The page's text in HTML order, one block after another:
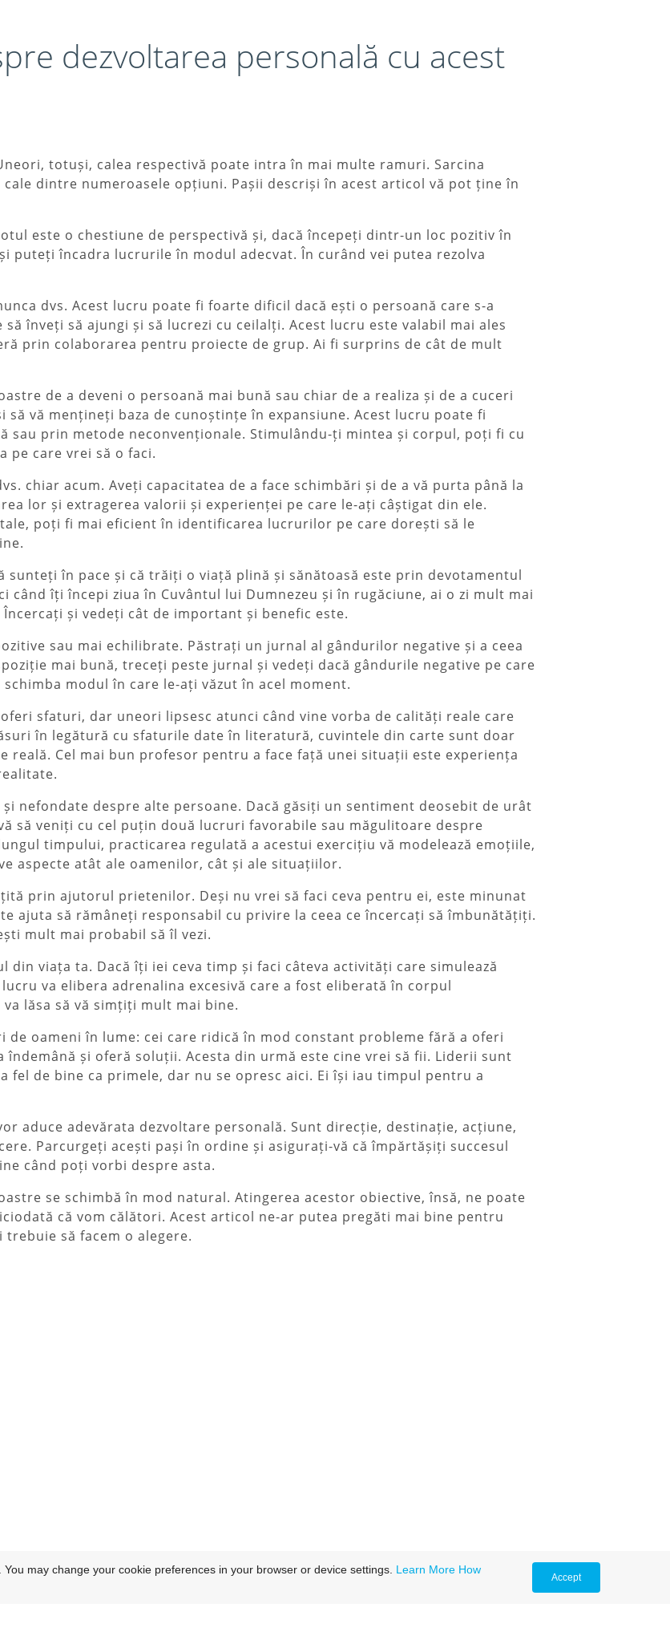
dezvoltarea personală cu acest
totuși, calea respectivă poate intra în mai multe ramuri. Sarcina
dintre numeroasele opțiuni. Pașii descriși în acest articol vă pot ține în
este o chestiune de perspectivă și, dacă începeți dintr-un loc pozitiv în
puteți încadra lucrurile în modul adecvat. În curând vei putea rezolva
dvs. Acest lucru poate fi foarte dificil dacă ești o persoană care s-a
înveți să ajungi și să lucrezi cu ceilalți. Acest lucru este valabil mai ales
prin colaborarea pentru proiecte de grup. Ai fi surprins de cât de mult
de a deveni o persoană mai bună sau chiar de a realiza și de a cuceri
vă mențineți baza de cunoștințe în expansiune. Acest lucru poate fi
sau prin metode neconvenționale. Stimulându-ți mintea și corpul, poți fi cu
pe care vrei să o faci.
chiar acum. Aveți capacitatea de a face schimbări și de a vă purta până la
lor și extragerea valorii și experienței pe care le-ați câștigat din ele.
poți fi mai eficient în identificarea lucrurilor pe care dorești să le
sunteți în pace și că trăiți o viață plină și sănătoasă este prin devotamentul
îți începi ziua în Cuvântul lui Dumnezeu și în rugăciune, ai o zi mult mai
și vedeți cât de important și benefic este.
sau mai echilibrate. Păstrați un jurnal al gândurilor negative și a ceea
mai bună, treceți peste jurnal și vedeți dacă gândurile negative pe care
modul în care le-ați văzut în acel moment.
sfaturi, dar uneori lipsesc atunci când vine vorba de calități reale care
în legătură cu sfaturile date în literatură, cuvintele din carte sunt doar
reală. Cel mai bun profesor pentru a face față unei situații este experiența
nefondate despre alte persoane. Dacă găsiți un sentiment deosebit de urât
să veniți cu cel puțin două lucruri favorabile sau măgulitoare despre
timpului, practicarea regulată a acestui exercițiu vă modelează emoțiile,
aspecte atât ale oamenilor, cât și ale situațiilor.
prin ajutorul prietenilor. Deși nu vrei să faci ceva pentru ei, este minunat
ajuta să rămâneți responsabil cu privire la ceea ce încercați să îmbunătățiți.
mult mai probabil să îl vezi.
din viața ta. Dacă îți iei ceva timp și faci câteva activități care simulează
va elibera adrenalina excesivă care a fost eliberată în corpul
lăsa să vă simțiți mult mai bine.
oameni în lume: cei care ridică în mod constant probleme fără a oferi
și oferă soluții. Acesta din urmă este cine vrei să fii. Liderii sunt
fel de bine ca primele, dar nu se opresc aici. Ei își iau timpul pentru a
aduce adevărata dezvoltare personală. Sunt direcție, destinație, acțiune,
Parcurgeți acești pași în ordine și asigurați-vă că împărtășiți succesul
când poți vorbi despre asta.
se schimbă în mod natural. Atingerea acestor obiective, însă, ne poate
că vom călători. Acest articol ne-ar putea pregăti mai bine pentru
să facem o alegere.
may change your cookie preferences in your browser or device settings. Learn More How
Accept